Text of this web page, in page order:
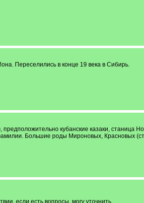
Переселились в конце 19 века в Сибирь.
кубанские казаки, станица
Большие роды Мироновых, Красновых
если есть вопросы, могу уточнить